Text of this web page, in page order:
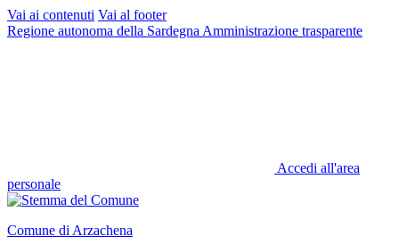
Vai ai contenuti Vai al footer
Regione autonoma della Sardegna Amministrazione trasparente
Accedi all'area
personale
Comune di Arzachena